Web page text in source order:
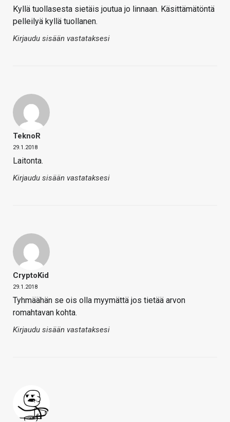
Kyllä tuollasesta sietäis joutua jo linnaan. Käsittämätöntä
pelleilyä kyllä tuollanen.
Kirjaudu sisään vastataksesi
TeknoR
29.1.2018
Laitonta.
Kirjaudu sisään vastataksesi
CryptoKid
29.1.2018
Tyhmäähän se ois olla myymättä jos tietää arvon
romahtavan kohta.
Kirjaudu sisään vastataksesi